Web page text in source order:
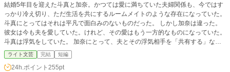
結婚5年目を迎えた斗真と加奈。かつては愛に満ちていた夫婦関係も、今ではす
っかり冷え切り、ただ生活を共にするルームメイトのような存在になっていた。
斗真にとってはそれは平凡で面白みのないものだった。 しかし加奈は違った。
彼女は今も夫を愛していた。けれど、その愛はもう一方的なものになっていた。
斗真は浮気をしていた。 加奈にとって、夫とその浮気相手を「共有する」など
考えられないことだった。 そんなある日、加奈は決定的な証拠を目にする。 斗
真の裏切りを確信した瞬間、彼女は静かにある決意を固めた……
ライト文芸 完結 短編
24h.ポイント 255pt